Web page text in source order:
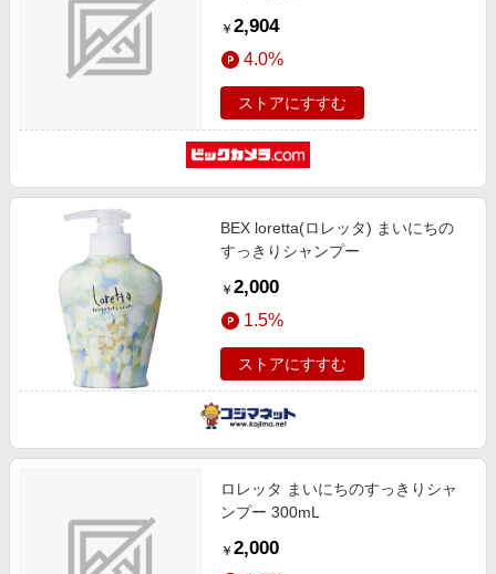
￥ 2,904
4.0%
ストアにすすむ
BEX loretta(ロレッタ) まいにちの
すっきりシャンプー
￥ 2,000
1.5%
ストアにすすむ
ロレッタ まいにちのすっきりシャ
ンプー 300mL
￥ 2,000